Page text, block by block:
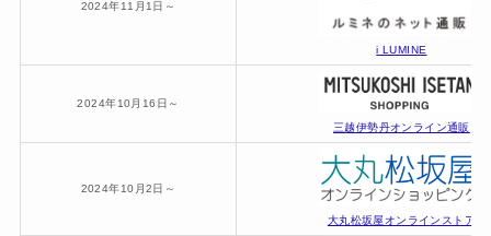
2024年11月1日～
i LUMINE
2024年10月16日～
三越伊勢丹オンライン通販
2024年10月2日～
大丸松坂屋オンラインストア